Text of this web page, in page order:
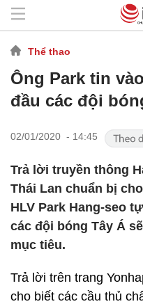
Thể thao
Ông Park tin
đầu các đội
02/01/2020 - 14:45
Trả lời truyền thông
Thái Lan chuẩn bị
HLV Park Hang-seo
các đội bóng Tây Á
mục tiêu.
Trả lời trên trang
cho biết các cầu thủ